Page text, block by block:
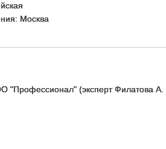
Москва
"Профессионал" (эксперт Филатова А.